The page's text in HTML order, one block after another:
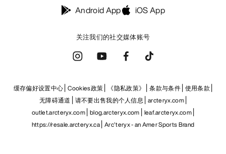
关注我们的社交媒体账号
Android App iOS App
缓存偏好设置中心 Cookies政策 《隐私政策》 条款与条件 使用条款
无障碍通道
请不要出售我的个人信息 arcteryx.com
outlet.arcteryx.com blog.arcteryx.com leaf.arcteryx.com
https://resale.arcteryx.ca Arc'teryx - an Amer Sports Brand